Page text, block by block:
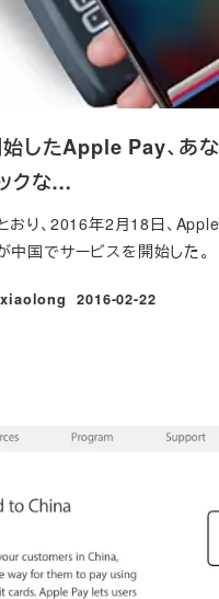
したApple Pay、あ
クな…
おり、2016年2月18日、
中国でサービスを開始した。
xiaolong
投稿日
2016-02-22